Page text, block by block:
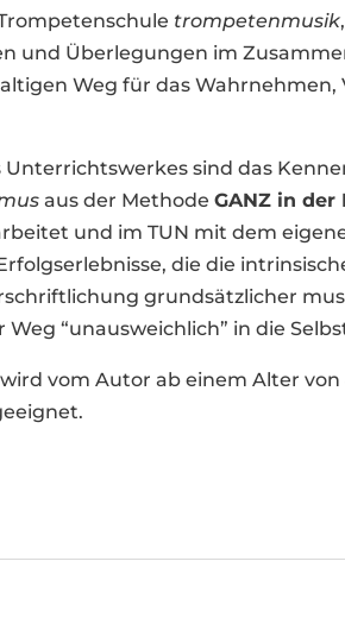
trompetenmusik
und Überlegungen im
Weg für das
Unterrichtswerkes sind das
aus der MethodeGANZ in
und im TUN mit dem
die die
grundsätzlicher
“unausweichlich” in die
wird vom Autor ab einem Alter